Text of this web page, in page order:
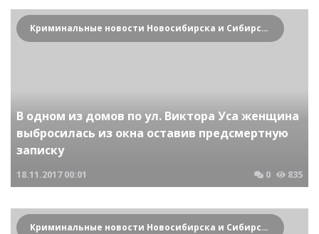
Криминальные новости Новосибирска и Сибирского региона
В одном из домов по ул. Виктора Уса женщина
выбросилась из окна оставив предсмертную
записку
18.11.2017 00:01 0 835
Криминальные новости Новосибирска и Сибирского региона